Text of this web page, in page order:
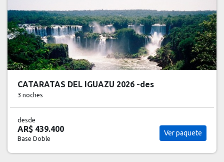
CATARATAS DEL IGUAZU 2026 -des
3 noches
desde
AR$ 439.400
Base Doble
Ver paquete